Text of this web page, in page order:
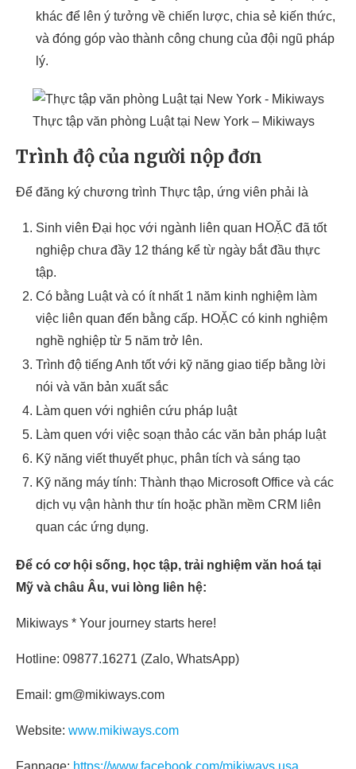
khác để lên ý tưởng về chiến lược, chia sẻ kiến thức,
và đóng góp vào thành công chung của đội ngũ pháp
lý.
Thực tập văn phòng Luật tại New York – Mikiways
Trình độ của người nộp đơn
Để đăng ký chương trình Thực tập, ứng viên phải là
Sinh viên Đại học với ngành liên quan HOẶC đã tốt
nghiệp chưa đầy 12 tháng kể từ ngày bắt đầu thực
tập.
Có bằng Luật và có ít nhất 1 năm kinh nghiệm làm
việc liên quan đến bằng cấp. HOẶC có kinh nghiệm
nghề nghiệp từ 5 năm trở lên.
Trình độ tiếng Anh tốt với kỹ năng giao tiếp bằng lời
nói và văn bản xuất sắc
Làm quen với nghiên cứu pháp luật
Làm quen với việc soạn thảo các văn bản pháp luật
Kỹ năng viết thuyết phục, phân tích và sáng tạo
Kỹ năng máy tính: Thành thạo Microsoft Office và các
dịch vụ vận hành thư tín hoặc phần mềm CRM liên
quan các ứng dụng.
Để có cơ hội sống, học tập, trải nghiệm văn hoá tại
Mỹ và châu Âu, vui lòng liên hệ:
Mikiways * Your journey starts here!
Hotline: 09877.16271 (Zalo, WhatsApp)
Email: gm@mikiways.com
Website: www.mikiways.com
Fanpage: https://www.facebook.com/mikiways.usa